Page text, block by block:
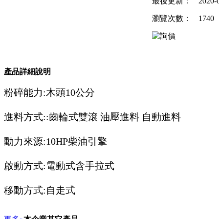
瀏覽次數： 1740
產品詳細說明
粉碎能力:木頭10公分
進料方式::齒輪式雙滾 油壓進料 自動進料
動力來源:10HP柴油引擎
啟動方式:電動式含手拉式
移動方式:自走式